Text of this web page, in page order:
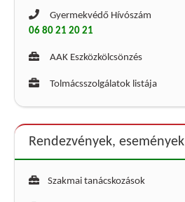
Gyermekvédő Hívószám
06 80 21 20 21
AAK Eszközkölcsönzés
Tolmácsszolgálatok listája
Rendezvények, események
Szakmai tanácskozások